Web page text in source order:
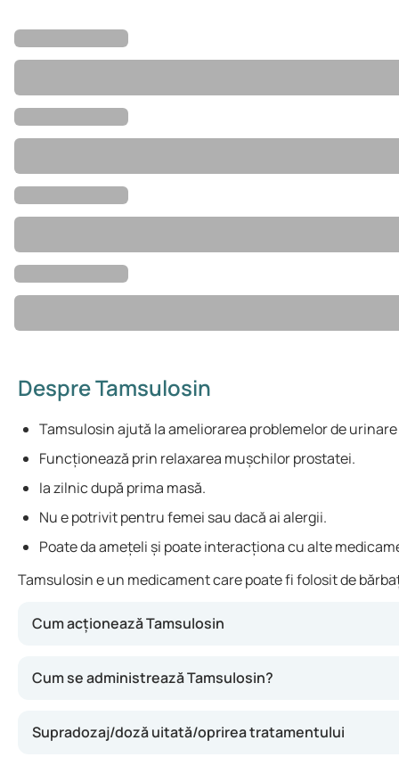
Despre Tamsulosin
Tamsulosin ajută la ameliorarea problemelor de
Funcționează prin relaxarea mușchilor prostatei.
Ia zilnic după prima masă.
Nu e potrivit pentru femei sau dacă ai alergii.
Poate da amețeli și poate interacționa cu alte
Tamsulosin e un medicament care poate fi folosit de
Cum acționează Tamsulosin
Cum se administrează Tamsulosin?
Supradozaj/doză uitată/oprirea tratamentului